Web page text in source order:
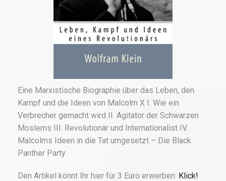
Eine Marxistische Biographie über das Leben, den
Kampf und die Ideen von Malcolm X I. Wie ein
Verbrecher gemacht wird II. Agitator der Schwarzen
Moslems III. Revolutionär und Internationalist IV.
Malcolms Ideen in die Tat umgesetzt – Die Black
Panther Party
Den Artikel könnt Ihr hier für 3 Euro erwerben: Klick!